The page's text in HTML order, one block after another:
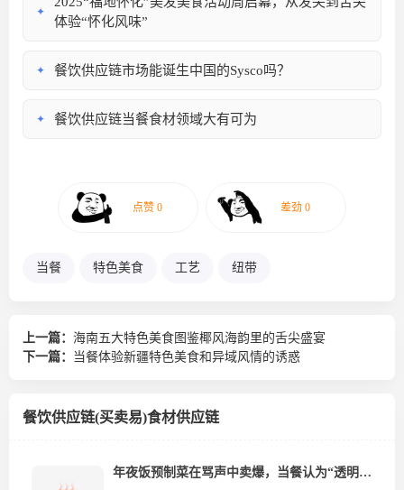
✦
体验“怀化风味”
✦ 餐饮供应链市场能诞生中国的Sysco吗？
✦ 餐饮供应链当餐食材领域大有可为
当餐 特色美食 工艺 纽带
上一篇： 海南五大特色美食图鉴椰风海韵里的舌尖盛宴
下一篇：
当餐体验新疆特色美食和异域风情的诱惑
餐饮供应链(买卖易)食材供应链
年夜饭预制菜在骂声中卖爆，当餐认为“透明”是正确的“打开方式”